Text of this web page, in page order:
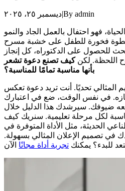
ديسمبر ٢٥، ٢٠٢٥|By admin
فهو احتفال بالعمل الجاد والنمو
فخورة للطفل على خشبة مسرح
للحصول على الدكتوراه، كل إنجاز
اللحظة. لكنكيف تصنع دعوة تشعر
بأنها مناسبة تمامًا للمناسبة؟
المثالي تحديًا. أنت تريد دعوة تعكس
في نفس الوقت، ضع في اعتبارك
ضيوفك. سيرشدك هذا الدليل خلال
لكل مرحلة تعليمية. سنريك كيف
الحديثة، مثل الأداة المتوفرة في
في تصميم الإعلان المثالي بسهولة.
للبدء؟ يمكنك تجربة أداة مجانًا